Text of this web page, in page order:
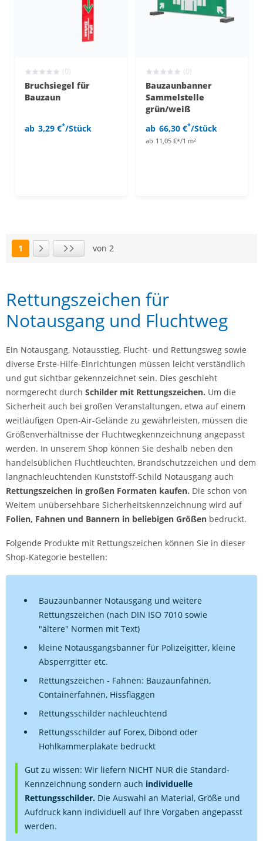
(0)
Bruchsiegel für
Bauzaun
ab 3,29 €*/Stück
(0)
Bauzaunbanner
Sammelstelle
grün/weiß
ab 66,30 €*/Stück
ab 11,05 €*/1 m²
Seite
1
Nächste Seite
Letzte Seite
von 2
Rettungszeichen für
Notausgang und Fluchtweg
Ein Notausgang, Notausstieg, Flucht- und Rettungsweg sowie
diverse Erste-Hilfe-Einrichtungen müssen leicht verständlich
und gut sichtbar gekennzeichnet sein. Dies geschieht
normgerecht durch Schilder mit Rettungszeichen. Um die
Sicherheit auch bei großen Veranstaltungen, etwa auf einem
weitläufigen Open-Air-Gelände zu gewährleisten, müssen die
Größenverhältnisse der Fluchtwegkennzeichnung angepasst
werden. In unserem Shop können Sie deshalb neben den
handelsüblichen Fluchtleuchten, Brandschutzzeichen und dem
langnachleuchtenden Kunststoff-Schild Notausgang auch
Rettungszeichen in großen Formaten kaufen. Die schon von
Weitem unübersehbare Sicherheitskennzeichnung wird auf
Folien, Fahnen und Bannern in beliebigen Größen bedruckt.
Folgende Produkte mit Rettungszeichen können Sie in dieser
Shop-Kategorie bestellen:
Bauzaunbanner Notausgang und weitere
Rettungszeichen (nach DIN ISO 7010 sowie
"ältere" Normen mit Text)
kleine Notausgangsbanner für Polizeigitter, kleine
Absperrgitter etc.
Rettungszeichen - Fahnen: Bauzaunfahnen,
Containerfahnen, Hissflaggen
Rettungsschilder nachleuchtend
Rettungsschilder auf Forex, Dibond oder
Hohlkammerplakate bedruckt
Gut zu wissen: Wir liefern NICHT NUR die Standard-
Kennzeichnung sondern auch individuelle
Rettungsschilder. Die Auswahl an Material, Größe und
Aufdruck kann individuell auf Ihre Vorgaben angepasst
werden.